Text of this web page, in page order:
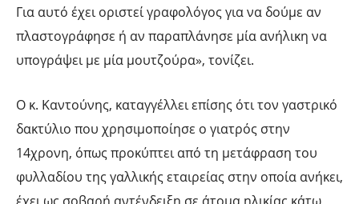
Για αυτό έχει οριστεί γραφολόγος για να δούμε αν
πλαστογράφησε ή αν παραπλάνησε μία ανήλικη να
υπογράψει με μία μουτζούρα», τονίζει.
Ο κ. Καντούνης, καταγγέλλει επίσης ότι τον γαστρικό
δακτύλιο που χρησιμοποίησε ο γιατρός στην
14χρονη, όπως προκύπτει από τη μετάφραση του
φυλλαδίου της γαλλικής εταιρείας στην οποία ανήκει,